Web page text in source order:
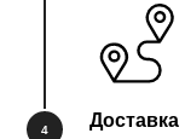
Доставка